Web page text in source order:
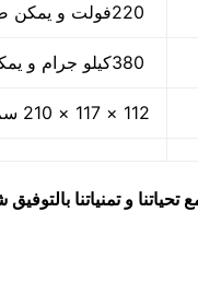
112 × 117 × 210 سم و يمكن فك الماكينة و تركيبها في اي مكان
تحياتنا و تمنياتنا